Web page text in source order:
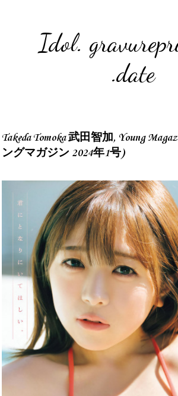
Idol.
.date
Takeda Tomoka 武田智加, Young
ングマガジン 2024年1号)